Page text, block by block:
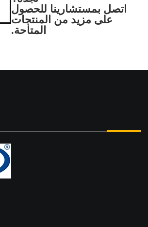
اتصل بمستشارينا للحصول
على مزيد من المنتجات
المتاحة.